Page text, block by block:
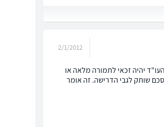
2/1/2012
יהיה זכאי לתמורה מלאה או
שותק לגבי הדרישה. זה אומר